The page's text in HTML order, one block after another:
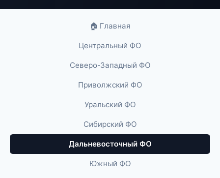
🏠 Главная
Центральный ФО
Северо-Западный ФО
Приволжский ФО
Уральский ФО
Сибирский ФО
Дальневосточный ФО
Южный ФО